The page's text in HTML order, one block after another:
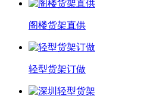
阁楼货架直供
轻型货架订做